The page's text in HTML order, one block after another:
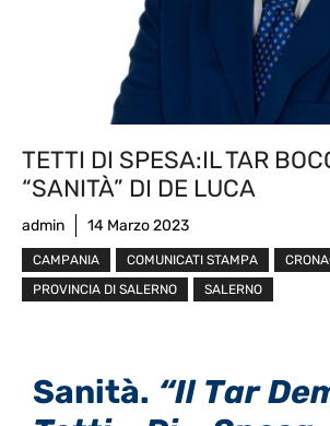
TETTI DI SPESA:IL TAR
“SANITÀ” DI DE LUCA
admin 14 Marzo 2023
CAMPANIA COMUNICATI STAMPA
PROVINCIA DI SALERNO
SALERNO
Sanità. “Il Tar